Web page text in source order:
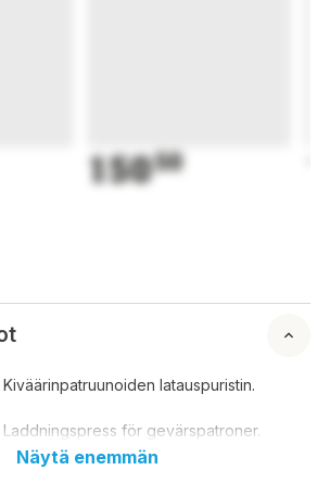
15050
latauspuristin.
Laddningspress för gevärspatroner.
Näytä enemmän